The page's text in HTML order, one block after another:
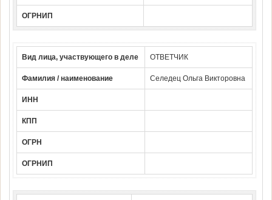
ОГРНИП
Вид лица, участвующего в деле ОТВЕТЧИК
Фамилия / наименование Селедец Ольга Викторовна
ИНН
КПП
ОГРН
ОГРНИП